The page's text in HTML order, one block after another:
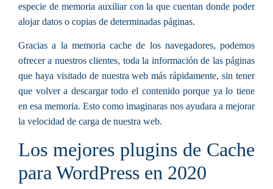
especie de memoria auxiliar con la que cuentan donde poder
alojar datos o copias de determinadas páginas.
Gracias a la memoria cache de los navegadores, podemos
ofrecer a nuestros clientes, toda la información de las páginas
que haya visitado de nuestra web más rápidamente, sin tener
que volver a descargar todo el contenido porque ya lo tiene
en esa memoria. Esto como imaginaras nos ayudara a mejorar
la velocidad de carga de nuestra web.
Los mejores plugins de Cache
para WordPress en 2020